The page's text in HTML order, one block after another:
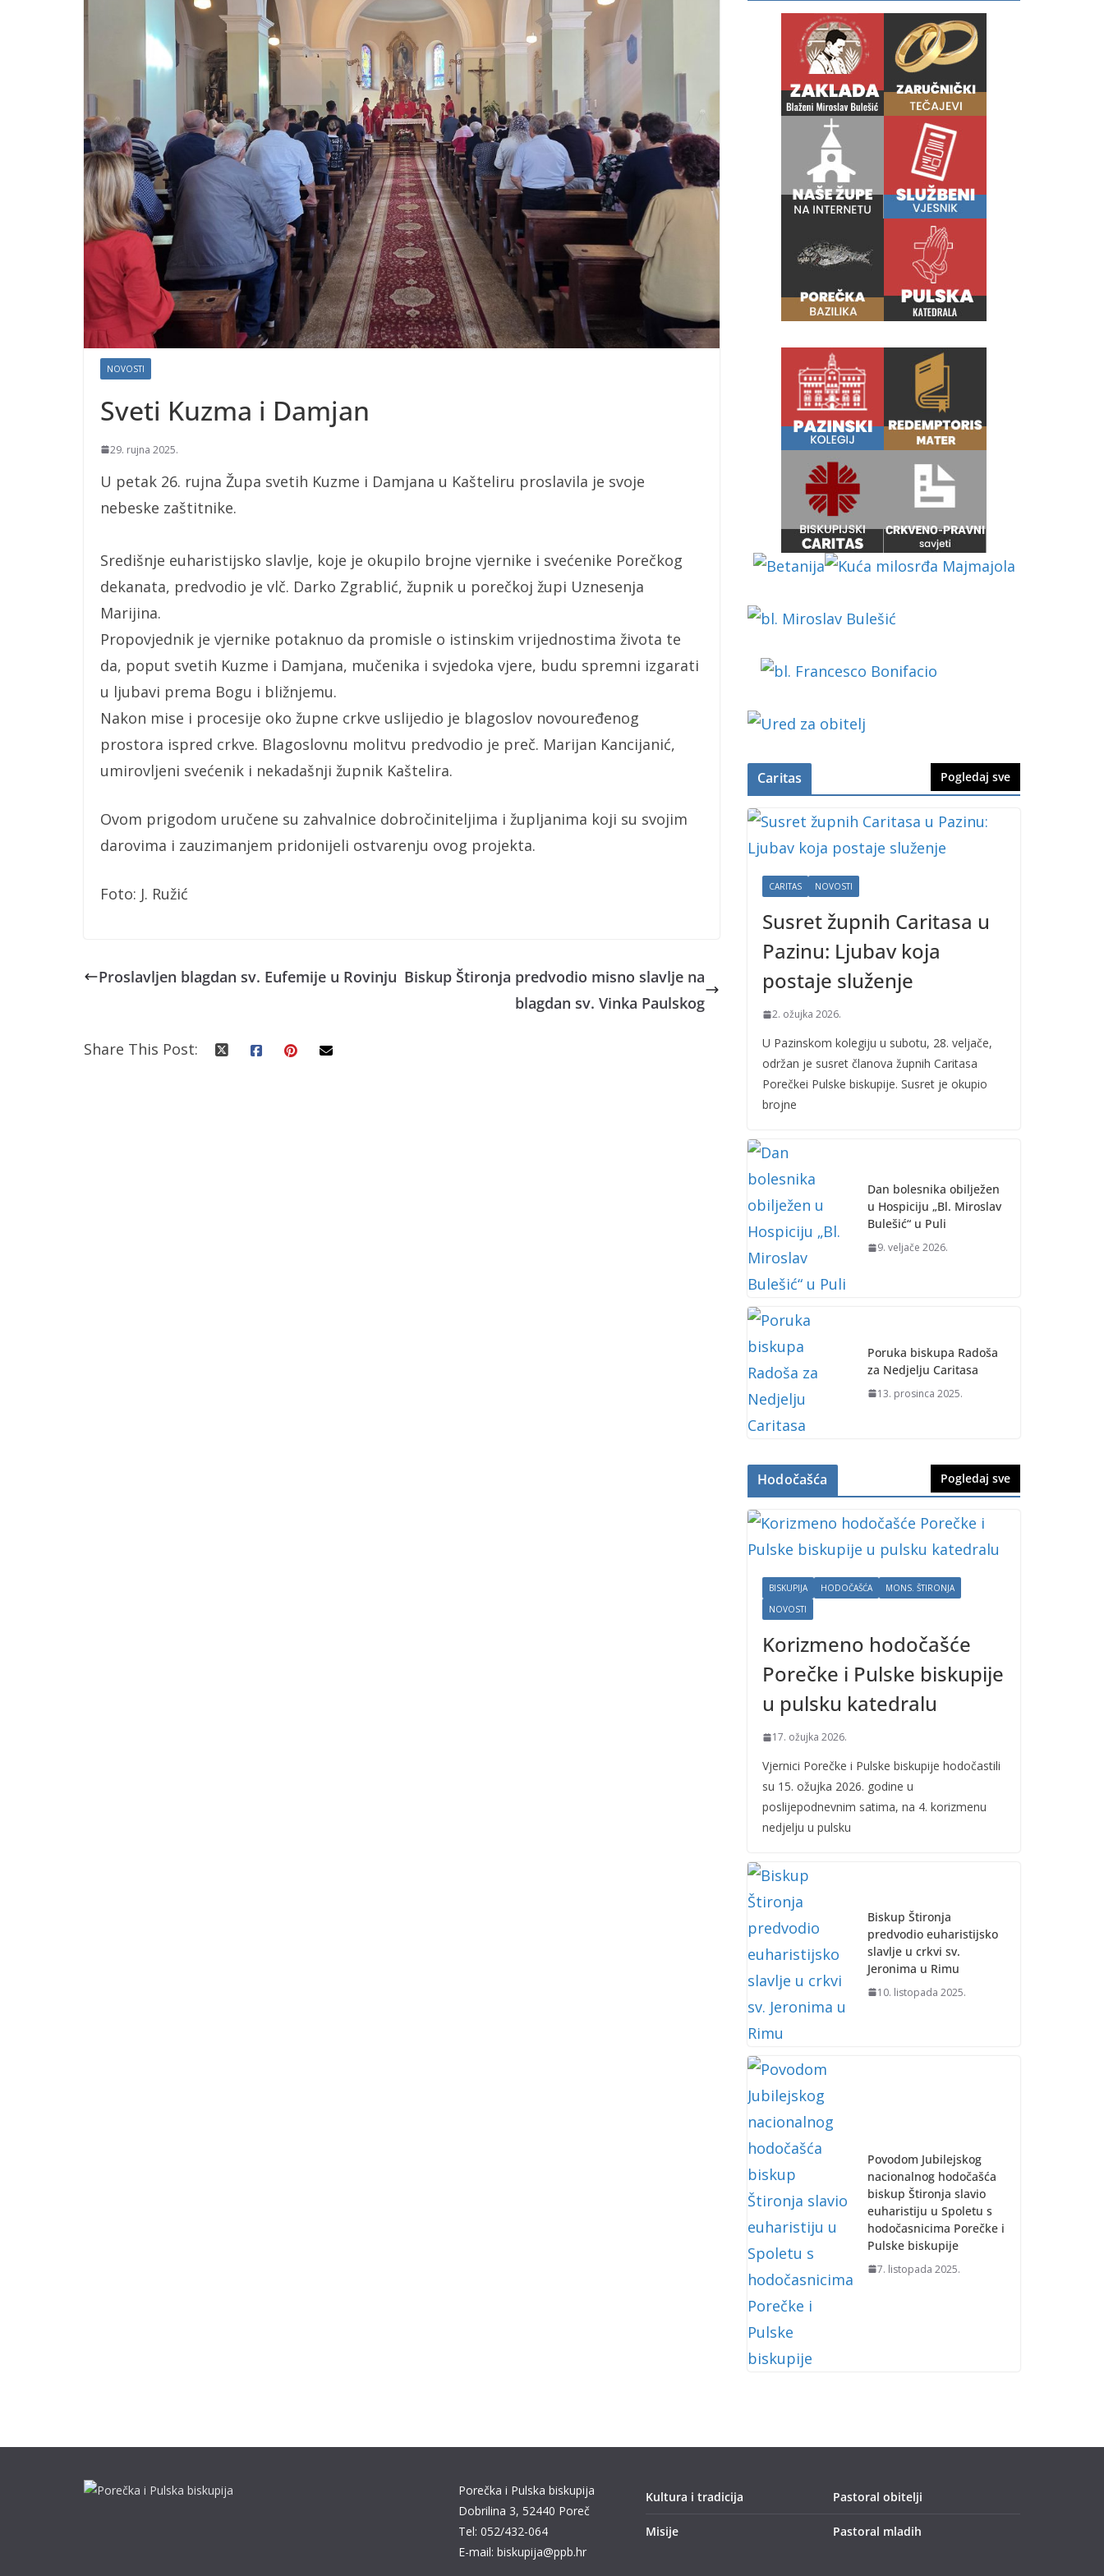
NOVOSTI
Sveti Kuzma i Damjan
29. rujna 2025.
U petak 26. rujna Župa svetih Kuzme i Damjana u Kašteliru proslavila je svoje
nebeske zaštitnike.
Središnje euharistijsko slavlje, koje je okupilo brojne vjernike i svećenike Porečkog
dekanata, predvodio je vlč. Darko Zgrablić, župnik u porečkoj župi Uznesenja
Marijina.
Propovjednik je vjernike potaknuo da promisle o istinskim vrijednostima života te
da, poput svetih Kuzme i Damjana, mučenika i svjedoka vjere, budu spremni izgarati
u ljubavi prema Bogu i bližnjemu.
Nakon mise i procesije oko župne crkve uslijedio je blagoslov novouređenog
prostora ispred crkve. Blagoslovnu molitvu predvodio je preč. Marijan Kancijanić,
umirovljeni svećenik i nekadašnji župnik Kaštelira.
Ovom prigodom uručene su zahvalnice dobročiniteljima i župljanima koji su svojim
darovima i zauzimanjem pridonijeli ostvarenju ovog projekta.
Foto: J. Ružić
Proslavljen blagdan sv. Eufemije u Rovinju Biskup Štironja predvodio misno slavlje na
blagdan sv. Vinka Paulskog
Share This Post:
Caritas Pogledaj sve
CARITAS NOVOSTI
Susret župnih Caritasa u
Pazinu: Ljubav koja
postaje služenje
2. ožujka 2026.
U Pazinskom kolegiju u subotu, 28. veljače,
održan je susret članova župnih Caritasa
Porečkei Pulske biskupije. Susret je okupio
brojne
Dan bolesnika obilježen
u Hospiciju „Bl. Miroslav
Bulešić“ u Puli
9. veljače 2026.
Poruka biskupa Radoša
za Nedjelju Caritasa
13. prosinca 2025.
Hodočašća Pogledaj sve
BISKUPIJA HODOČAŠĆA
MONS. ŠTIRONJA
NOVOSTI
Korizmeno hodočašće
Porečke i Pulske biskupije
u pulsku katedralu
17. ožujka 2026.
Vjernici Porečke i Pulske biskupije hodočastili
su 15. ožujka 2026. godine u
poslijepodnevnim satima, na 4. korizmenu
nedjelju u pulsku
Biskup Štironja
predvodio euharistijsko
slavlje u crkvi sv.
Jeronima u Rimu
10. listopada 2025.
Povodom Jubilejskog
nacionalnog hodočašća
biskup Štironja slavio
euharistiju u Spoletu s
hodočasnicima Porečke i
Pulske biskupije
7. listopada 2025.
Porečka i Pulska biskupija
Dobrilina 3, 52440 Poreč
Tel: 052/432-064
E-mail: biskupija@ppb.hr
Kultura i tradicija
Misije
Pastoral obitelji
Pastoral mladih